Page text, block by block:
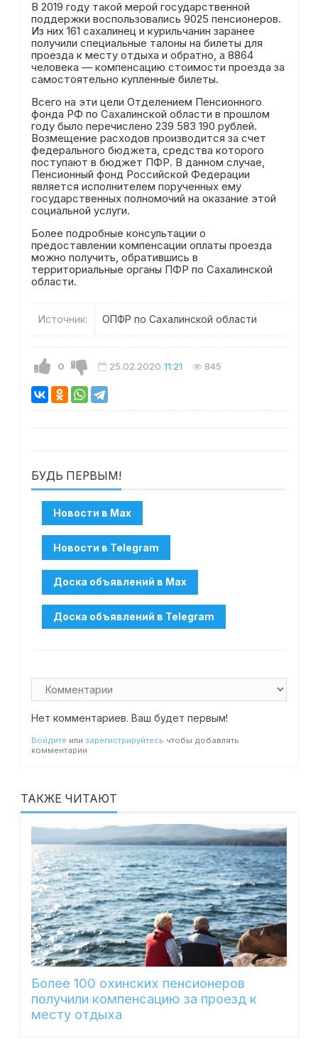
В 2019 году такой мерой государственной
поддержки воспользовались 9025 пенсионеров.
Из них 161 сахалинец и курильчанин заранее
получили специальные талоны на билеты для
проезда к месту отдыха и обратно, а 8864
человека — компенсацию стоимости проезда за
самостоятельно купленные билеты.
Всего на эти цели Отделением Пенсионного
фонда РФ по Сахалинской области в прошлом
году было перечислено 239 583 190 рублей.
Возмещение расходов производится за счет
федерального бюджета, средства которого
поступают в бюджет ПФР. В данном случае,
Пенсионный фонд Российской Федерации
является исполнителем порученных ему
государственных полномочий на оказание этой
социальной услуги.
Более подробные консультации о
предоставлении компенсации оплаты проезда
можно получить, обратившись в
территориальные органы ПФР по Сахалинской
области.
Источник: ОПФР по Сахалинской области
0 25.02.2020 11:21 845
БУДЬ ПЕРВЫМ!
Нет комментариев. Ваш будет первым!
Войдите или зарегистрируйтесь чтобы добавлять
комментарии
ТАКЖЕ ЧИТАЮТ
Более 100 охинских пенсионеров
получили компенсацию за проезд к
месту отдыха